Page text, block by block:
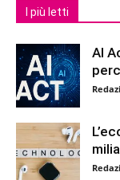
I più letti
AI